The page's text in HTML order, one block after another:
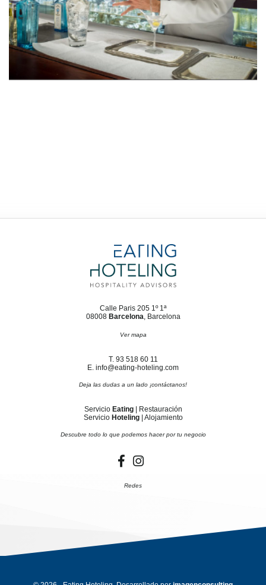
Calle Paris 205 1º 1ª
08008 Barcelona, Barcelona
Ver mapa
T. 93 518 60 11
E. info@eating-hoteling.com
Deja las dudas a un lado ¡contáctanos!
Servicio Eating| Restauración
Servicio Hoteling| Alojamiento
Descubre todo lo que podemos hacer por tu negocio
Redes